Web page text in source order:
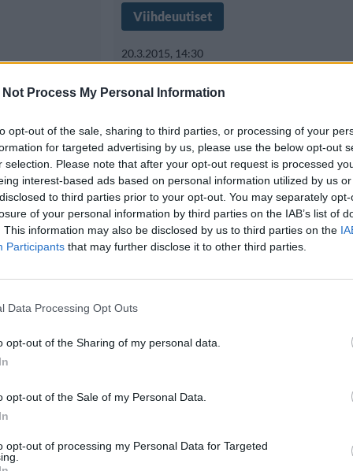
Not Process My Personal Information
opt-out of the sale, sharing to third parties, or processing of your
for targeted advertising by us, please use the below opt-out
selection. Please note that after your opt-out request is processed
interest-based ads based on personal information utilized by us
to third parties prior to your opt-out. You may separately
of your personal information by third parties on the IAB’s list of
This information may also be disclosed by us to third parties on the
Participants that may further disclose it to other third parties.
Data Processing Opt Outs
opt-out of the Sharing of my personal data.
opt-out of the Sale of my Personal Data.
opt-out of processing my Personal Data for Targeted
urheilulaji,
Viihdeuutiset
20.3.2015, 14:30
Vanessa
esitteli
Jalkapallo on parhaillaan
urheilulaji, sillä sen harrastajat ja
toinen